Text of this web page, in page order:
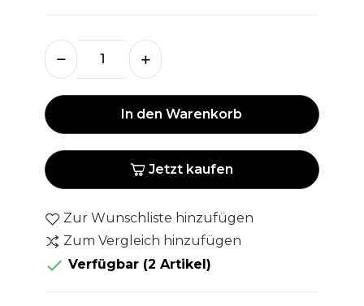
In den Warenkorb
Jetzt kaufen
Zur Wunschliste hinzufügen
Zum Vergleich hinzufügen
 Verfügbar (2 Artikel)